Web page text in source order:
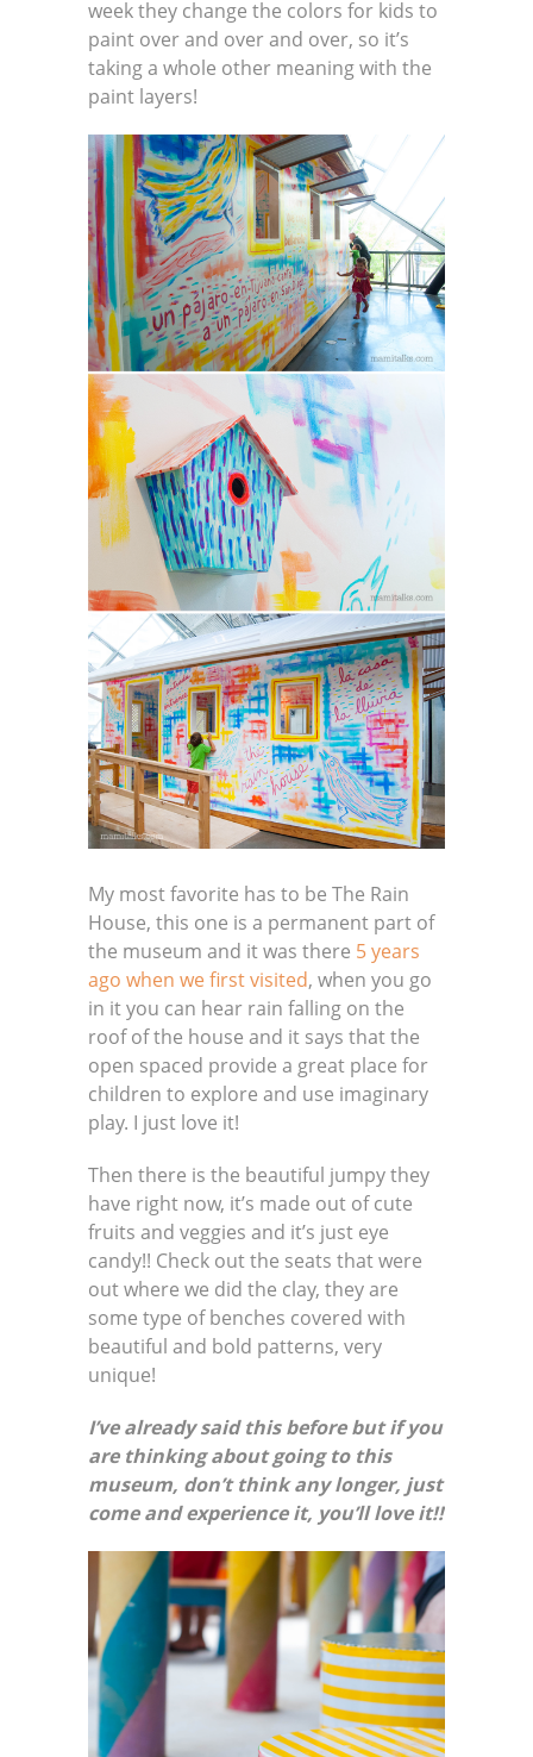
week they change the colors for kids to
paint over and over and over, so it’s
taking a whole other meaning with the
paint layers!
My most favorite has to be The Rain
House, this one is a permanent part of
the museum and it was there 5 years
ago when we first visited, when you go
in it you can hear rain falling on the
roof of the house and it says that the
open spaced provide a great place for
children to explore and use imaginary
play. I just love it!
Then there is the beautiful jumpy they
have right now, it’s made out of cute
fruits and veggies and it’s just eye
candy!! Check out the seats that were
out where we did the clay, they are
some type of benches covered with
beautiful and bold patterns, very
unique!
I’ve already said this before but if you
are thinking about going to this
museum, don’t think any longer, just
come and experience it, you’ll love it!!